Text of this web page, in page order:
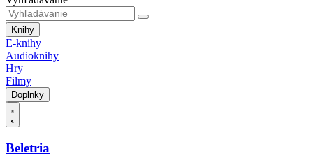
Knihy
E-knihy
Audioknihy
Hry
Filmy
Doplnky
Beletria